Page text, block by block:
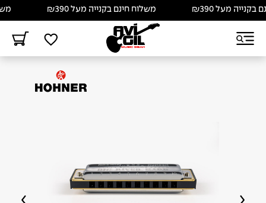
מעל ₪390 משלוח חינם בקנייה מעל ₪390